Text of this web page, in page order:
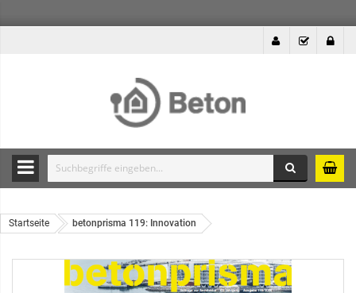
Durchsuche
Produkte
des
Startseite betonprisma 119: Innovation